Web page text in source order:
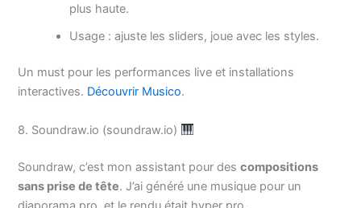
plus haute.
Usage : ajuste les sliders, joue avec les styles.
Un must pour les performances live et installations
interactives. Découvrir Musico.
8. Soundraw.io (soundraw.io)
Soundraw, c’est mon assistant pour descompositions
sans prise de tête. J’ai généré une musique pour un